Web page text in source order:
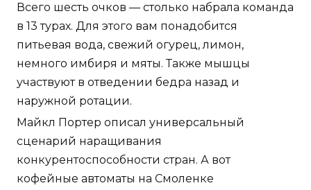
Всего шесть очков — столько набрала команда
в 13 турах. Для этого вам понадобится
питьевая вода, свежий огурец, лимон,
немного имбиря и мяты. Также мышцы
участвуют в отведении бедра назад и
наружной ротации.
Майкл Портер описал универсальный
сценарий наращивания
конкурентоспособности стран. А вот
кофейные автоматы на Смоленке